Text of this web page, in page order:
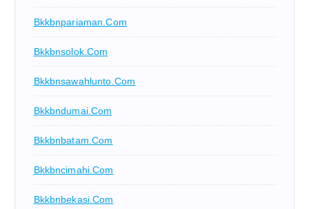
Bkkbnpariaman.com
Bkkbnsolok.com
Bkkbnsawahlunto.com
Bkkbndumai.com
Bkkbnbatam.com
Bkkbncimahi.com
Bkkbnbekasi.com